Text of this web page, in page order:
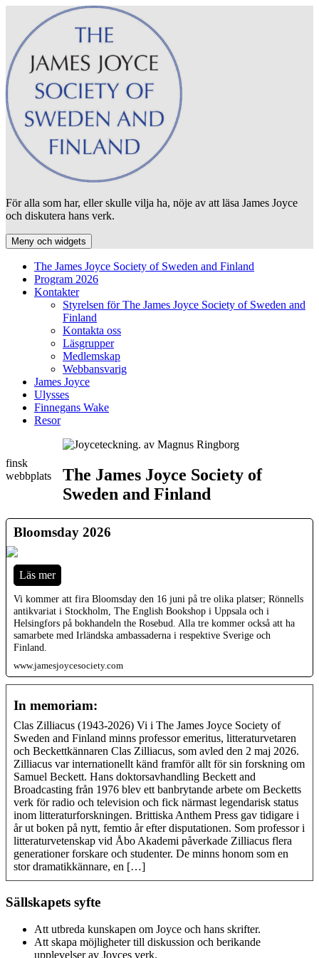
innehåll
För alla som har, eller skulle vilja ha, nöje av att läsa James Joyce
och diskutera hans verk.
Meny och widgets
The James Joyce Society of Sweden and Finland
Program 2026
Kontakter
Styrelsen för The James Joyce Society of Sweden and
Finland
Kontakta oss
Läsgrupper
Medlemskap
Webbansvarig
James Joyce
Ulysses
Finnegans Wake
Resor
finsk
webbplats
The James Joyce Society of
Sweden and Finland
Bloomsday 2026
Läs mer
Vi kommer att fira Bloomsday den 16 juni på tre olika platser; Rönnells
antikvariat i Stockholm, The English Bookshop i Uppsala och i
Helsingfors på bokhandeln the Rosebud. Alla tre kommer också att ha
samarbete med Irländska ambassaderna i respektive Sverige och
Finland.
www.jamesjoycesociety.com
In memoriam:
Clas Zilliacus (1943-2026) Vi i The James Joyce Society of
Sweden and Finland minns professor emeritus, litteraturvetaren
och Beckettkännaren Clas Zilliacus, som avled den 2 maj 2026.
Zilliacus var internationellt känd framför allt för sin forskning om
Samuel Beckett. Hans doktorsavhandling Beckett and
Broadcasting från 1976 blev ett banbrytande arbete om Becketts
verk för radio och television och fick närmast legendarisk status
inom litteraturforskningen. Brittiska Anthem Press gav tidigare i
år ut boken på nytt, femtio år efter disputationen. Som professor i
litteraturvetenskap vid Åbo Akademi påverkade Zilliacus flera
generationer forskare och studenter. De minns honom som en
stor dramatikkännare, en […]
Sällskapets syfte
Att utbreda kunskapen om Joyce och hans skrifter.
Att skapa möjligheter till diskussion och berikande
upplevelser av Joyces verk.